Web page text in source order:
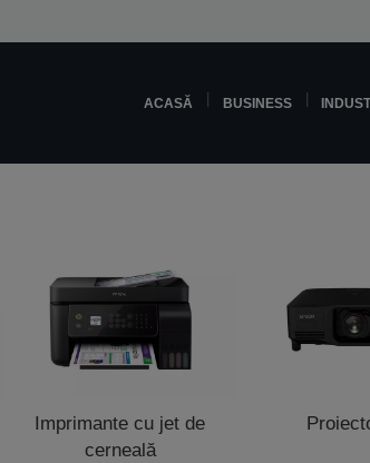
ACASĂ BUSINESS
Imprimante cu jet de
cerneală